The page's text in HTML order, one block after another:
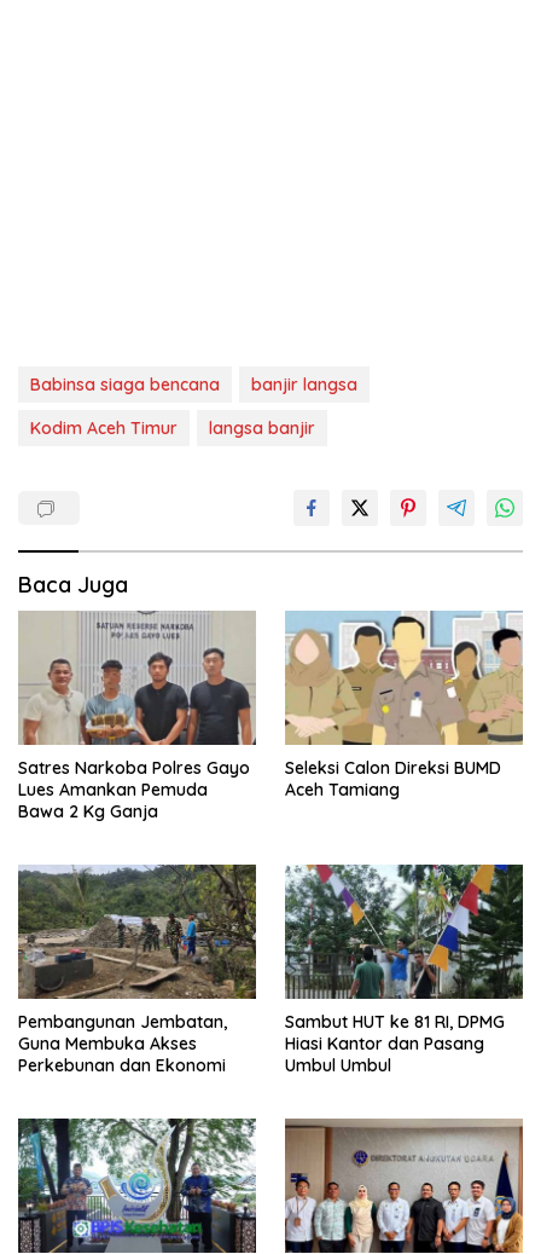
Babinsa siaga bencana
banjir langsa
Kodim Aceh Timur
langsa banjir
Baca Juga
Satres Narkoba Polres Gayo
Lues Amankan Pemuda
Bawa 2 Kg Ganja
Seleksi Calon Direksi BUMD
Aceh Tamiang
Pembangunan Jembatan,
Guna Membuka Akses
Perkebunan dan Ekonomi
Sambut HUT ke 81 RI, DPMG
Hiasi Kantor dan Pasang
Umbul Umbul